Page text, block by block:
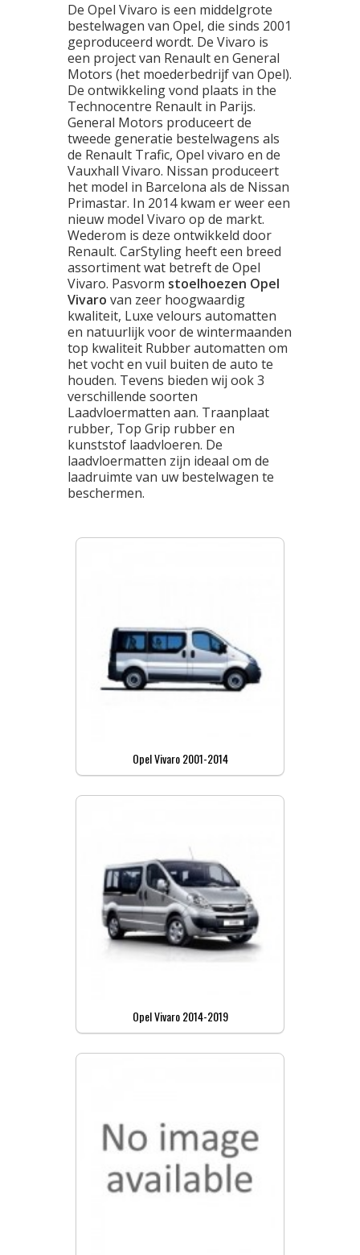
De Opel Vivaro is een middelgrote
bestelwagen van Opel, die sinds 2001
geproduceerd wordt. De Vivaro is
een project van Renault en General
Motors (het moederbedrijf van Opel).
De ontwikkeling vond plaats in the
Technocentre Renault in Parijs.
General Motors produceert de
tweede generatie bestelwagens als
de Renault Trafic, Opel vivaro en de
Vauxhall Vivaro. Nissan produceert
het model in Barcelona als de Nissan
Primastar. In 2014 kwam er weer een
nieuw model Vivaro op de markt.
Wederom is deze ontwikkeld door
Renault. CarStyling heeft een breed
assortiment wat betreft de Opel
Vivaro. Pasvorm stoelhoezen Opel
Vivaro van zeer hoogwaardig
kwaliteit, Luxe velours automatten
en natuurlijk voor de wintermaanden
top kwaliteit Rubber automatten om
het vocht en vuil buiten de auto te
houden. Tevens bieden wij ook 3
verschillende soorten
Laadvloermatten aan. Traanplaat
rubber, Top Grip rubber en
kunststof laadvloeren. De
laadvloermatten zijn ideaal om de
laadruimte van uw bestelwagen te
beschermen.
Opel Vivaro 2001-2014
Opel Vivaro 2014-2019